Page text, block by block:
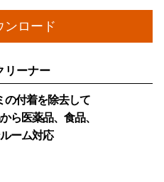
ンロード
リーナー
の付着を除去して
ら医薬品、食品、
ーム対応